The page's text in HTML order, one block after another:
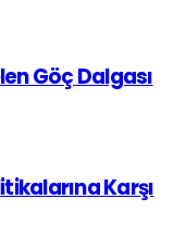
Göç Dalgası
Karşı